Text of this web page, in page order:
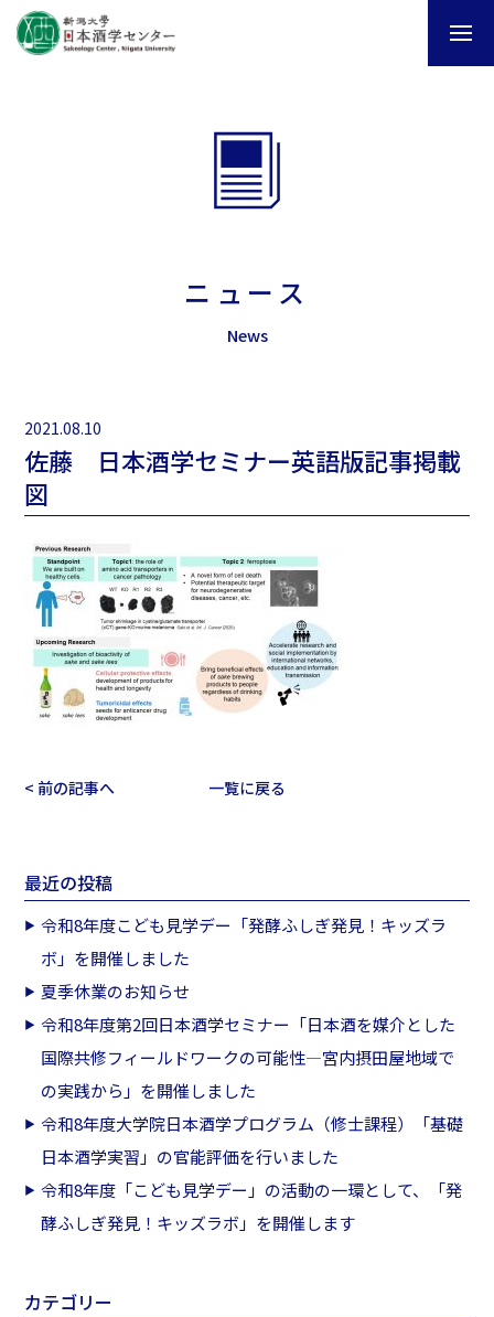
ニュース
News
2021.08.10
佐藤 日本酒学セミナー英語版記事掲載
図
< 前の記事へ 一覧に戻る
最近の投稿
令和8年度こども見学デー「発酵ふしぎ発見！キッズラ
ボ」を開催しました
夏季休業のお知らせ
令和8年度第2回日本酒学セミナー「日本酒を媒介とした
国際共修フィールドワークの可能性―宮内摂田屋地域で
の実践から」を開催しました
令和8年度大学院日本酒学プログラム（修士課程）「基礎
日本酒学実習」の官能評価を行いました
令和8年度「こども見学デー」の活動の一環として、「発
酵ふしぎ発見！キッズラボ」を開催します
カテゴリー